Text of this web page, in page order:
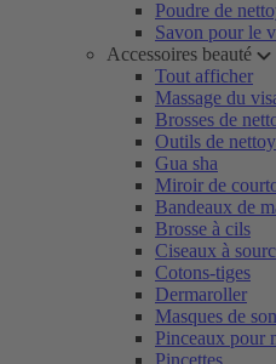
Poudre de
Savon pour le
Accessoires beauté
Tout afficher
Massage du
Brosses de
Outils de
Gua sha
Miroir de
Bandeaux de
Brosse à cils
Ciseaux à
Cotons-tiges
Dermaroller
Masques de
Pinceaux pour
Pincettes